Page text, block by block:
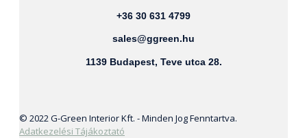
+36 30 631 4799
sales@ggreen.hu
1139 Budapest, Teve utca 28.
© 2022 G-Green Interior Kft. - Minden Jog Fenntartva.
Adatkezelési Tájákoztató